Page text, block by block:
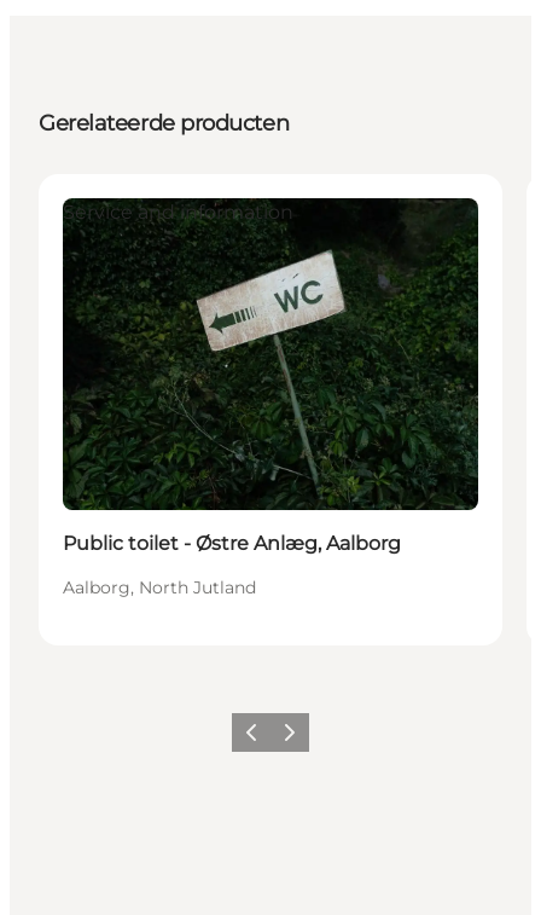
Gerelateerde producten
Service and information
Public toilet - Østre Anlæg, Aalborg
Aalborg, North Jutland
Vorige Volgende